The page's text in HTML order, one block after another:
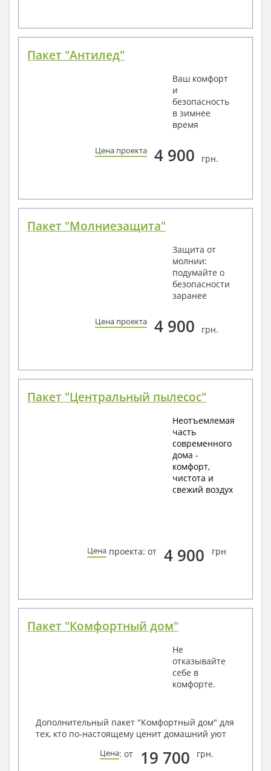
Пакет "Антилед"
Ваш комфорт
и
безопасность
в зимнее
время
Цена проекта 4 900 грн.
Пакет "Молниезащита"
Защита от
молнии:
подумайте о
безопасности
заранее
Цена проекта 4 900 грн.
Пакет "Центральный пылесос"
Неотъемлемая
часть
современного
дома -
комфорт,
чистота и
свежий воздух
Цена проекта: от 4 900 грн
Пакет "Комфортный дом"
Не
отказывайте
себе в
комфорте.
Дополнительный пакет "Комфортный дом" для
тех, кто по-настоящему ценит домашний уют
Цена: от 19 700 грн.